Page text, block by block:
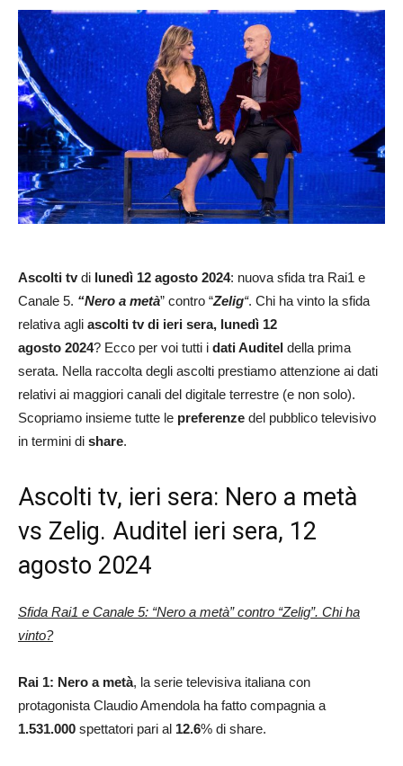
Ascolti tvdi lunedì 12 agosto 2024: nuova sfida tra Rai1 e
Canale 5. “Nero a metà” contro “Zelig“. Chi ha vinto la sfida
relativa agli ascolti tv di ieri sera, lunedì 12
agosto 2024? Ecco per voi tutti i dati Auditel della prima
serata. Nella raccolta degli ascolti prestiamo attenzione ai dati
relativi ai maggiori canali del digitale terrestre (e non solo).
Scopriamo insieme tutte le preferenze del pubblico televisivo
in termini di share.
Ascolti tv, ieri sera: Nero a metà
vs Zelig. Auditel ieri sera, 12
agosto 2024
Sfida Rai1 e Canale 5: “Nero a metà” contro “Zelig”. Chi ha
vinto?
Rai 1: Nero a metà, la serie televisiva italiana con
protagonista Claudio Amendola ha fatto compagnia a
1.531.000 spettatori pari al 12.6% di share.